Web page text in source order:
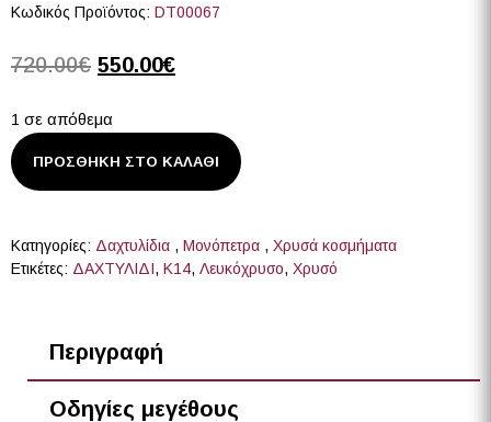
Κωδικός Προϊόντος: DT00067
720.00€ 550.00€
1 σε απόθεμα
ΠΡΟΣΘΉΚΗ ΣΤΟ ΚΑΛΆΘΙ
Κατηγορίες: Δαχτυλίδια , Μονόπετρα , Χρυσά κοσμήματα
Ετικέτες: ΔΑΧΤΥΛΙΔΙ, Κ14, Λευκόχρυσο, Χρυσό
Περιγραφή
Oδηγίες μεγέθους